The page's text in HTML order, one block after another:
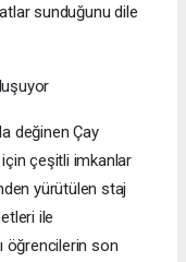
sunduğunu dile
değinen Çay
için çeşitli imkanlar
yürütülen staj
ile
öğrencilerin son